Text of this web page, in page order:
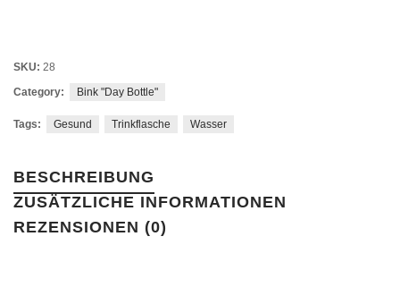
SKU: 28
Category:
Bink "Day Bottle"
Tags: Gesund Trinkflasche Wasser
BESCHREIBUNG
ZUSÄTZLICHE INFORMATIONEN
REZENSIONEN (0)